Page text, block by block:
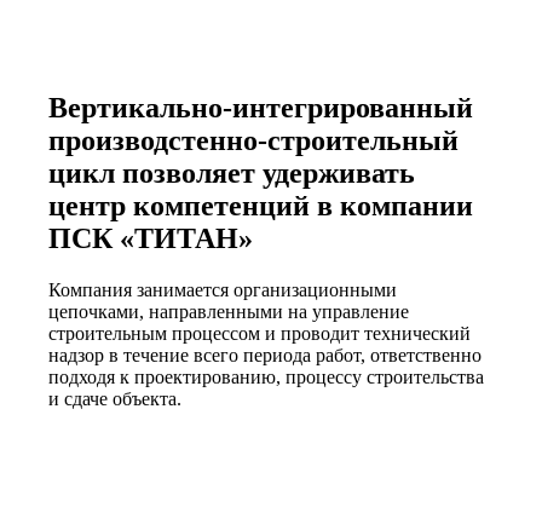
Вертикально-интегрированный
производстенно-строительный
цикл позволяет удерживать
центр компетенций в компании
ПСК «ТИТАН»
Компания занимается организационными
цепочками, направленными на управление
строительным процессом и проводит технический
надзор в течение всего периода работ, ответственно
подходя к проектированию, процессу строительства
и сдаче объекта.